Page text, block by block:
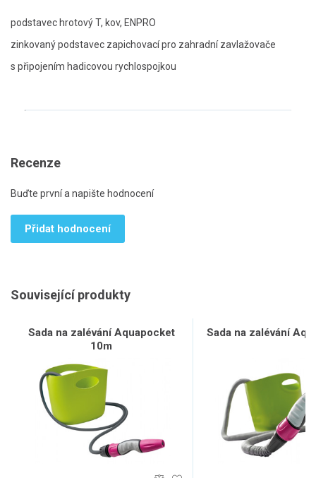
podstavec hrotový T, kov, ENPRO
zinkovaný podstavec zapichovací pro zahradní zavlažovače
s připojením hadicovou rychlospojkou
Recenze
Buďte první a napište hodnocení
Přidat hodnocení
Související produkty
Sada na zalévání Aquapocket
10m
Sada na zalévání